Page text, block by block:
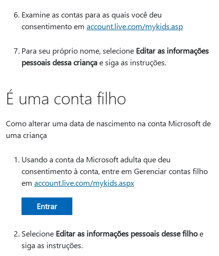
Examine as contas para as quais você deu
consentimento em account.live.com/mykids.asp
Para seu próprio nome, selecione Editar as informações
pessoais dessa criançae siga as instruções.
É uma conta filho
Como alterar uma data de nascimento na conta Microsoft de
uma criança
Usando a conta da Microsoft adulta que deu
consentimento à conta, entre em Gerenciar contas filho
em account.live.com/mykids.aspx
Entrar
Selecione Editar as informações pessoais desse filhoe
siga as instruções.